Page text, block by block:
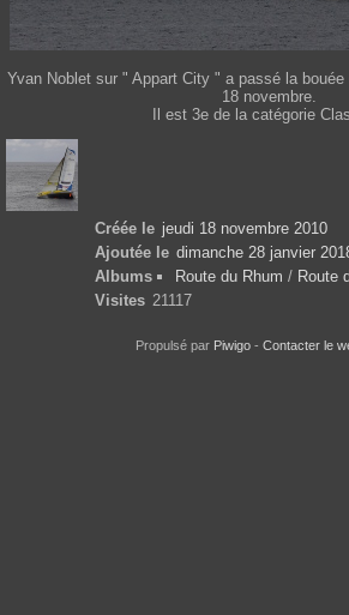
Yvan Noblet sur " Appart City " a passé la
18 novembre.
Il est 3e de la catégorie
Créée le jeudi 18 novembre 2010
Ajoutée le dimanche 28 janvier
Albums
Route du Rhum / Route
Visites 21117
Propulsé par Piwigo - Contacter le